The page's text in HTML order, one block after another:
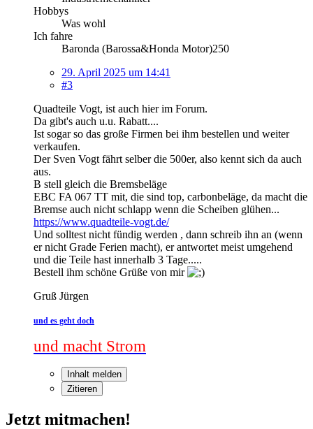
Hobbys
Was wohl
Ich fahre
Baronda (Barossa&Honda Motor)250
29. April 2025 um 14:41
#3
Quadteile Vogt, ist auch hier im Forum.
Da gibt's auch u.u. Rabatt....
Ist sogar so das große Firmen bei ihm bestellen und weiter
verkaufen.
Der Sven Vogt fährt selber die 500er, also kennt sich da auch
aus.
B stell gleich die Bremsbeläge
EBC FA 067 TT mit, die sind top, carbonbeläge, da macht die
Bremse auch nicht schlapp wenn die Scheiben glühen...
https://www.quadteile-vogt.de/
Und solltest nicht fündig werden , dann schreib ihn an (wenn
er nicht Grade Ferien macht), er antwortet meist umgehend
und die Teile hast innerhalb 3 Tage.....
Bestell ihm schöne Grüße von mir
Gruß Jürgen
und es geht doch
und macht Strom
Inhalt melden
Zitieren
Jetzt mitmachen!